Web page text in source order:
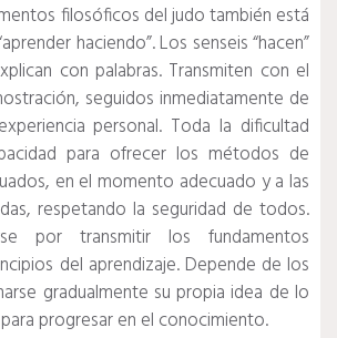
filosóficos del judo también está
haciendo”. Los senseis “hacen”
con palabras. Transmiten con el
seguidos inmediatamente de
personal. Toda la dificultad
para ofrecer los métodos de
en el momento adecuado y a las
respetando la seguridad de todos.
por transmitir los fundamentos
del aprendizaje. Depende de los
gradualmente su propia idea de lo
progresar en el conocimiento.